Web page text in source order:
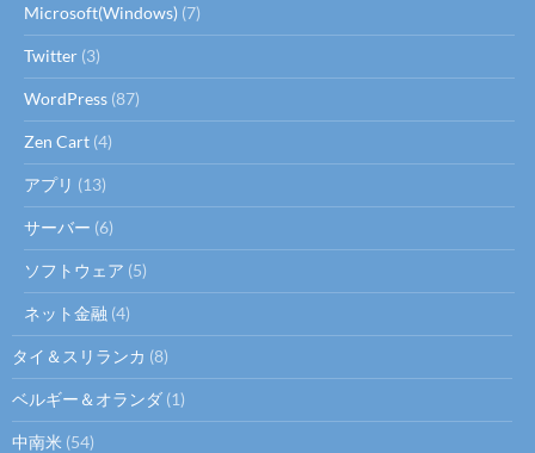
Microsoft(Windows) (7)
Twitter (3)
WordPress (87)
Zen Cart (4)
アプリ (13)
サーバー (6)
ソフトウェア (5)
ネット金融 (4)
タイ＆スリランカ (8)
ベルギー＆オランダ (1)
中南米 (54)